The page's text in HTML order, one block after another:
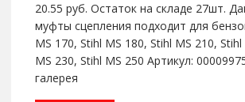
20.55 руб. Остаток на складе 27шт.
муфты сцепления подходит для
MS 170, Stihl MS 180, Stihl MS 210,
MS 230, Stihl MS 250 Артикул:
галерея